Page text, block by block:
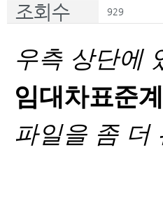
조회수 929
우측 상단에
임대차표준
파일을 좀 더